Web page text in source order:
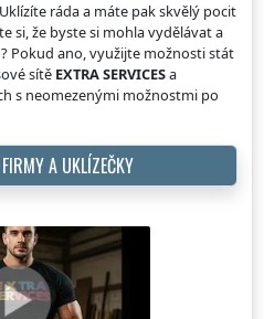
Uklízíte ráda a máte pak skvělý pocit
si, že byste si mohla vydělávat a
Pokud ano, využijte možnosti stát
sítě EXTRA SERVICESa
s neomezenými možnostmi po
A UKLÍZEČKY